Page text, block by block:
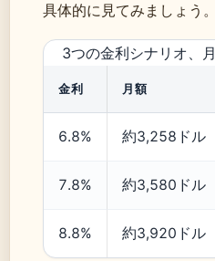
具体的に見てみましょう。
3つの金利シナリオ、
金利 月額
6.8% 約3,258ドル
7.8% 約3,580ドル
8.8% 約3,920ドル